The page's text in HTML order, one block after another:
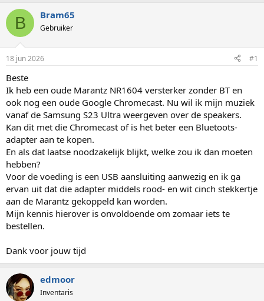
r
w
e
p
s
t
a
r
t
e
r
t
d
a
m
B Bram65
Gebruiker
18 jun 2026 #1
Beste
Ik heb een oude Marantz NR1604 versterker zonder BT en
ook nog een oude Google Chromecast. Nu wil ik mijn muziek
vanaf de Samsung S23 Ultra weergeven over de speakers.
Kan dit met die Chromecast of is het beter een Bluetoots-
adapter aan te kopen.
En als dat laatse noodzakelijk blijkt, welke zou ik dan moeten
hebben?
Voor de voeding is een USB aansluiting aanwezig en ik ga
ervan uit dat die adapter middels rood- en wit cinch stekkertje
aan de Marantz gekoppeld kan worden.
Mijn kennis hierover is onvoldoende om zomaar iets te
bestellen.
Dank voor jouw tijd
edmoor
Inventaris